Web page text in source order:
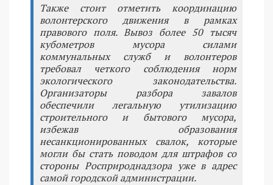
Также стоит отметить координацию
волонтерского движения в рамках
правового поля. Вывоз более 50 тысяч
кубометров мусора силами
коммунальных служб и волонтеров
требовал четкого соблюдения норм
экологического законодательства.
Организаторы разбора завалов
обеспечили легальную утилизацию
строительного и бытового мусора,
избежав образования
несанкционированных свалок, которые
могли бы стать поводом для штрафов со
стороны Росприроднадзора уже в адрес
самой городской администрации.